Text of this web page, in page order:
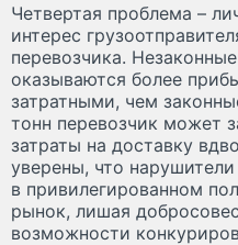
Четвертая проблема –
интерес
перевозчика.
оказываются более
затратными, чем
тонн перевозчик может
затраты на доставку
уверены, что
в привилегированном
рынок, лишая
возможности